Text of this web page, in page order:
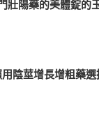
壯陽藥的美體錠的
陰莖增長增粗藥